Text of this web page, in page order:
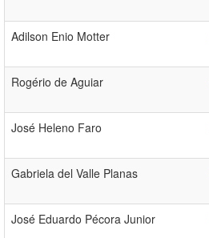
Adilson Enio Motter
Rogério de Aguiar
José Heleno Faro
Gabriela del Valle Planas
José Eduardo Pécora Junior